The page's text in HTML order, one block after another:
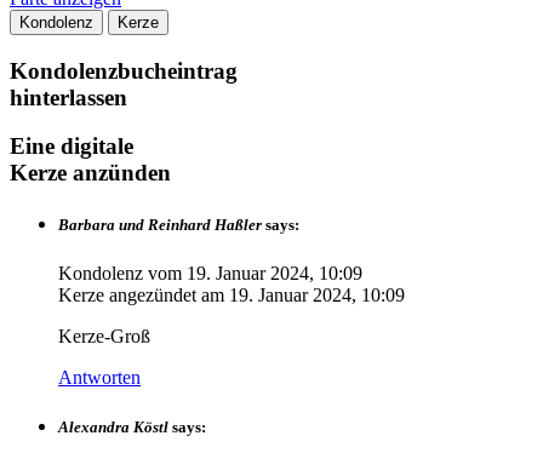
Kondolenz Kerze
Kondolenzbucheintrag
hinterlassen
Eine digitale
Kerze anzünden
Barbara und Reinhard Haßler says:
Kondolenz vom 19. Januar 2024, 10:09
Kerze angezündet am 19. Januar 2024, 10:09
Kerze-Groß
Antworten
Alexandra Köstl says: